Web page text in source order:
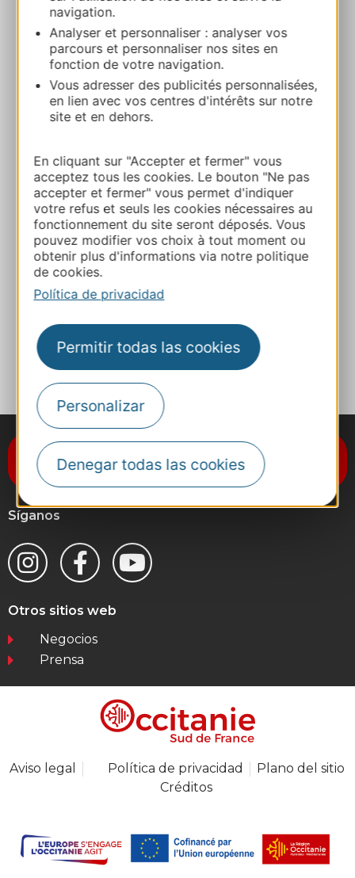
navigation.
Analyser et personnaliser : analyser vos
parcours et personnaliser nos sites en
fonction de votre navigation.
Vous adresser des publicités personnalisées,
en lien avec vos centres d'intérêts sur notre
site et en dehors.
En cliquant sur "Accepter et fermer" vous
acceptez tous les cookies. Le bouton "Ne pas
accepter et fermer" vous permet d'indiquer
votre refus et seuls les cookies nécessaires au
fonctionnement du site seront déposés. Vous
pouvez modifier vos choix à tout moment ou
obtenir plus d'informations via notre politique
de cookies.
Política de privacidad
Permitir todas las cookies
Personalizar
Denegar todas las cookies
RESERVA
CAMPING MUNICIPAL
Route de Mèze 34140 LOUPIAN
+33 4 67 43 57 67
E-mail
Sitio web
A MIS FAVORITOS
Suscríbase al boletín de noticias
Destination Occitanie
Síganos
Otros sitios web
Negocios
Prensa
Aviso legal Política de privacidad
Plano del sitio
Créditos